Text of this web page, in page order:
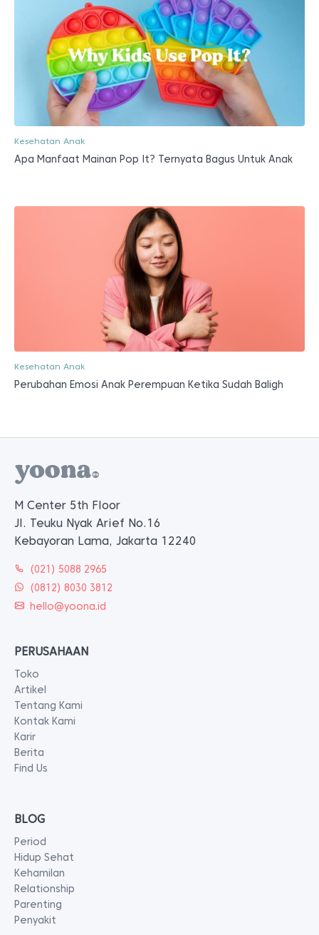
Kesehatan Anak
Apa Manfaat Mainan Pop It? Ternyata Bagus Untuk Anak
Kesehatan Anak
Perubahan Emosi Anak Perempuan Ketika Sudah Baligh
M Center 5th Floor
Jl. Teuku Nyak Arief No.16
Kebayoran Lama, Jakarta 12240
(021) 5088 2965
(0812) 8030 3812
hello@yoona.id
PERUSAHAAN
Toko
Artikel
Tentang Kami
Kontak Kami
Karir
Berita
Find Us
BLOG
Period
Hidup Sehat
Kehamilan
Relationship
Parenting
Penyakit